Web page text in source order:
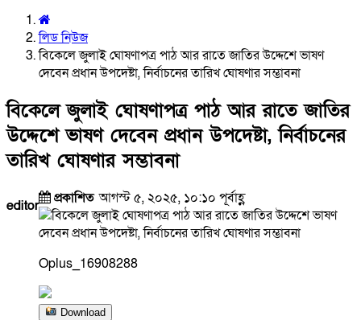
লিড নিউজ
বিকেলে জুলাই ঘোষণাপত্র পাঠ আর রাতে জাতির উদ্দেশে ভাষণ
দেবেন প্রধান উপদেষ্টা, নির্বাচনের তারিখ ঘোষণার সম্ভাবনা
বিকেলে জুলাই ঘোষণাপত্র পাঠ আর রাতে জাতির
উদ্দেশে ভাষণ দেবেন প্রধান উপদেষ্টা, নির্বাচনের
তারিখ ঘোষণার সম্ভাবনা
editor প্রকাশিতআগস্ট ৫, ২০২৫, ১০:১০ পূর্বাহ্ণ
Oplus_16908288
Download